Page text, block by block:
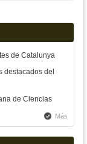
de Catalunya
destacados del
de Ciencias
Más